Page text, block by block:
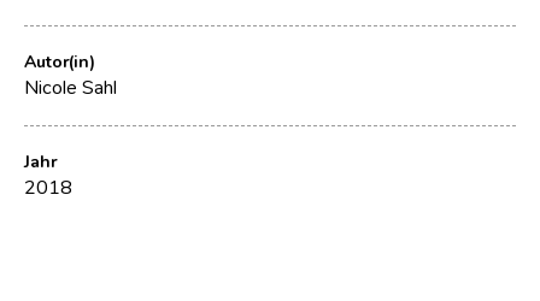
Autor(in)
Nicole Sahl
Jahr
2018